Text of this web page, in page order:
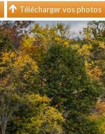
Télécharger vos photos